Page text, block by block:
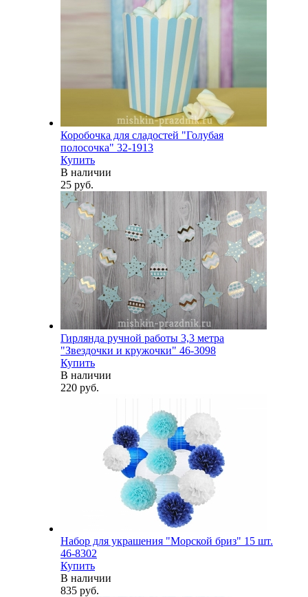
Коробочка для сладостей "Голубая
полосочка" 32-1913
Купить
В наличии
25 руб.
Гирлянда ручной работы 3,3 метра
"Звездочки и кружочки" 46-3098
Купить
В наличии
220 руб.
Набор для украшения "Морской бриз" 15 шт.
46-8302
Купить
В наличии
835 руб.